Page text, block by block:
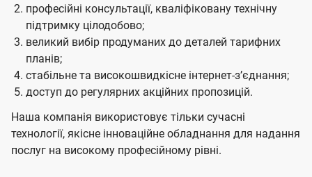
професійні консультації, кваліфіковану технічну
підтримку цілодобово;
великий вибір продуманих до деталей тарифних
планів;
стабільне та високошвидкісне інтернет-зʼєднання;
доступ до регулярних акційних пропозицій.
Наша компанія використовує тільки сучасні
технології, якісне інноваційне обладнання для надання
послуг на високому професійному рівні.